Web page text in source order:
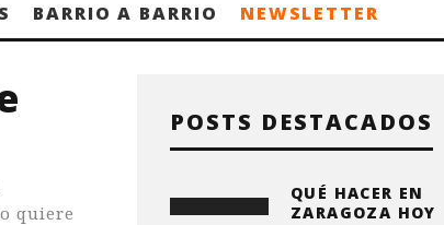
BARRIO A BARRIO NEWSLETTER
quiere
POSTS DESTACADOS
QUÉ HACER EN
ZARAGOZA HOY